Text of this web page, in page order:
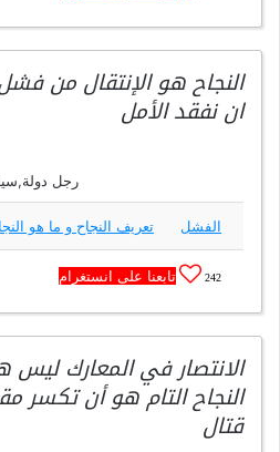
النجاح هو الإنتقال من
ان نفقد الأمل
رجل
الفشل تعريف النجاح و ما هو
242 تابعنا على انستغرام
الانتصار في المعارك ليس
النجاح التام هو أن تكسر
قتال